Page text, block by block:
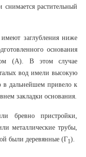
снимается растительный
заглубления ниже
основания
(А). В этом случае
вод имели высокую
в дальнейшем привело к
закладки основания.
бревно пристройки,
металлические трубы,
были деревянные (Г1).